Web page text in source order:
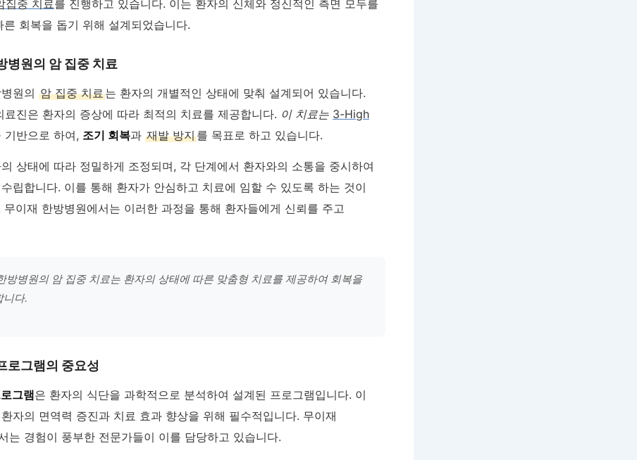
집중 치료를 진행하고 있습니다. 이는 환자의 신체와 정신적인 측면 모두를
른 회복을 돕기 위해 설계되었습니다.
병원의 암 집중 치료
원의 암 집중 치료는 환자의 개별적인 상태에 맞춰 설계되어 있습니다.
료진은 환자의 증상에 따라 최적의 치료를 제공합니다. 이 치료는 3-High
기반으로 하여, 조기 회복과 재발 방지를 목표로 하고 있습니다.
상태에 따라 정밀하게 조정되며, 각 단계에서 환자와의 소통을 중시하여
립합니다. 이를 통해 환자가 안심하고 치료에 임할 수 있도록 하는 것이
무이재 한방병원에서는 이러한 과정을 통해 환자들에게 신뢰를 주고
방병원의 암 집중 치료는 환자의 상태에 따른 맞춤형 치료를 제공하여 회복을
니다.
로그램의 중요성
그램은 환자의 식단을 과학적으로 분석하여 설계된 프로그램입니다. 이
자의 면역력 증진과 치료 효과 향상을 위해 필수적입니다. 무이재
는 경험이 풍부한 전문가들이 이를 담당하고 있습니다.